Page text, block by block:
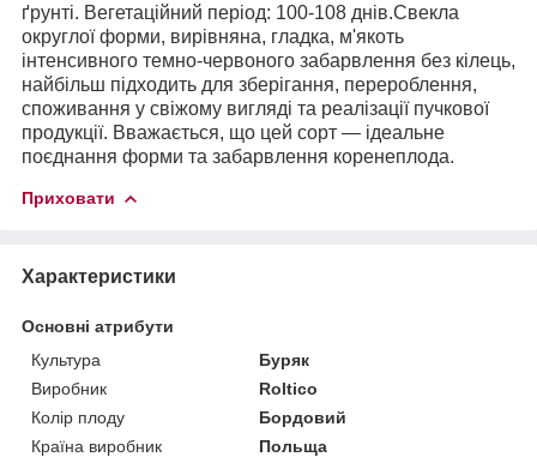
ґрунті. Вегетаційний період: 100-108 днів.Свекла
округлої форми, вирівняна, гладка, м'якоть
інтенсивного темно-червоного забарвлення без кілець,
найбільш підходить для зберігання, перероблення,
споживання у свіжому вигляді та реалізації пучкової
продукції. Вважається, що цей сорт — ідеальне
поєднання форми та забарвлення коренеплода.
Приховати
Характеристики
Основні атрибути
Культура
Буряк
Виробник
Roltico
Колір плоду
Бордовий
Країна виробник
Польща